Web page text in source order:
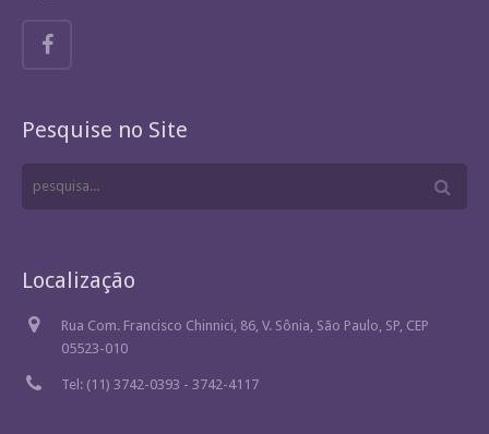
Pesquise no Site
Localização
Rua Com. Francisco Chinnici, 86, V. Sônia, São Paulo, SP, CEP
05523-010
Tel: (11) 3742-0393 - 3742-4117